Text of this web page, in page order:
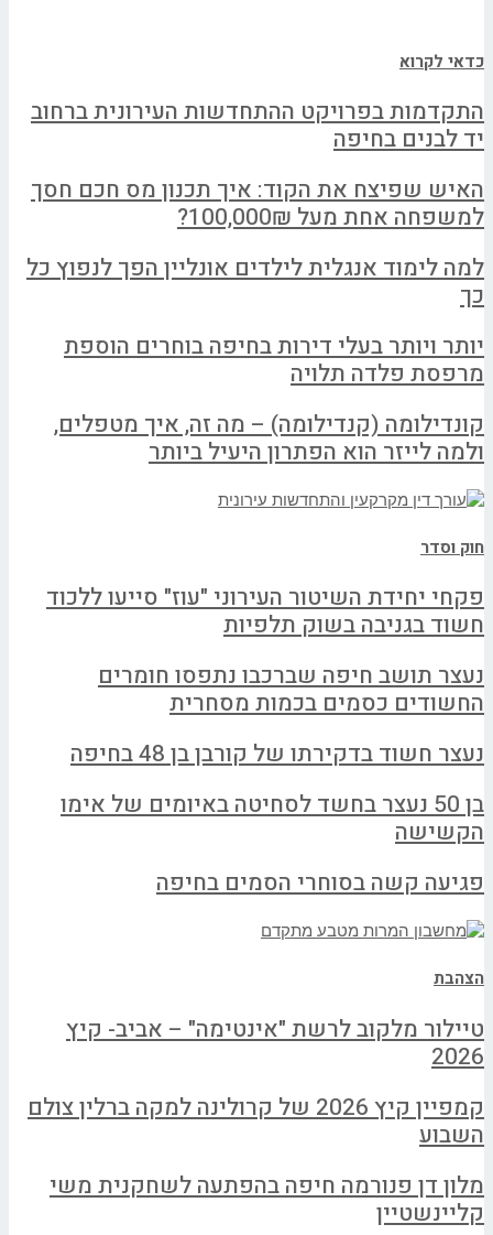
כדאי לקרוא
התקדמות בפרויקט ההתחדשות העירונית ברחוב
יד לבנים בחיפה
האיש שפיצח את הקוד: איך תכנון מס חכם חסך
למשפחה אחת מעל 100,000₪?
למה לימוד אנגלית לילדים אונליין הפך לנפוץ כל
כך
יותר ויותר בעלי דירות בחיפה בוחרים הוספת
מרפסת פלדה תלויה
קונדילומה (קנדילומה) – מה זה, איך מטפלים,
ולמה לייזר הוא הפתרון היעיל ביותר
חוק וסדר
פקחי יחידת השיטור העירוני "עוז" סייעו ללכוד
חשוד בגניבה בשוק תלפיות
נעצר תושב חיפה שברכבו נתפסו חומרים
החשודים כסמים בכמות מסחרית
נעצר חשוד בדקירתו של קורבן בן 48 בחיפה
בן 50 נעצר בחשד לסחיטה באיומים של אימו
הקשישה
פגיעה קשה בסוחרי הסמים בחיפה
הצהבת
טיילור מלקוב לרשת "אינטימה" – אביב- קיץ
2026
קמפיין קיץ 2026 של קרולינה למקה ברלין צולם
השבוע
מלון דן פנורמה חיפה בהפתעה לשחקנית משי
קליינשטיין